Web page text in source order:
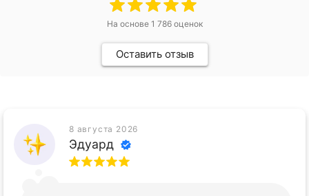
На основе 1 786оценок
Оставить отзыв
8 августа 2026
Эдуард